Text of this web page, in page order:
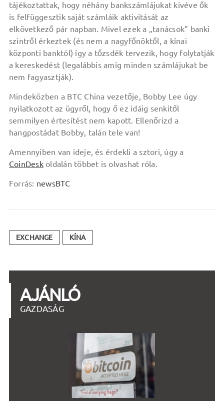
tájékoztattak, hogy néhány bankszámlájukat kivéve ők
is felfüggesztik saját számláik aktivitását az
elkövetkező pár napban. Mivel ezek a „tanácsok” banki
szintről érkeztek (és nem a nagyfőnöktől, a kínai
központi banktól) így a tőzsdék tervezik, hogy folytatják
a kereskedést (legalábbis amíg minden számlájukat be
nem fagyasztják).
Mindeközben a BTC China vezetője, Bobby Lee úgy
nyilatkozott az ügyről, hogy ő ez idáig senkitől
semmilyen értesítést nem kapott. Ellenőrizd a
hangpostádat Bobby, talán tele van!
Amennyiben van ideje, és érdekli a sztori, úgy a
CoinDeskoldalán többet is olvashat róla.
Forrás: newsBTC
EXCHANGE KÍNA
AJÁNLÓ
GAZDASÁG